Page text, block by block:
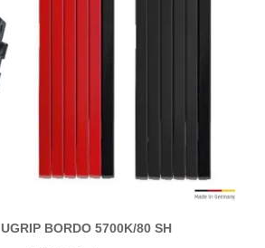
BORDO 5700K/80 SH